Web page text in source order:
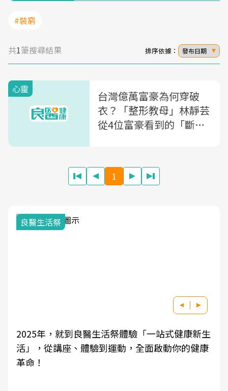
#裝窮
共1筆搜尋結果 排序依據： 發布日期
心靈
台灣億萬富豪為何穿破
衣？「整形教母」林靜芸
從4位富豪看到的「斷捨
1
良醫生活祭
2025年，就到良醫生活祭體驗「一站式健康新生
活」，從講座、體驗到運動，全面啟動你的健康
革命！